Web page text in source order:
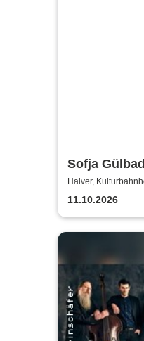
Sofja
Goldfeld -
Halver,
11.10.2026